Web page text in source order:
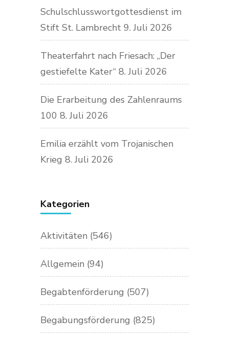
Schulschlusswortgottesdienst im
Stift St. Lambrecht 9. Juli 2026
Theaterfahrt nach Friesach: „Der
gestiefelte Kater“ 8. Juli 2026
Die Erarbeitung des Zahlenraums
100 8. Juli 2026
Emilia erzählt vom Trojanischen
Krieg 8. Juli 2026
Kategorien
Aktivitäten (546)
Allgemein (94)
Begabtenförderung (507)
Begabungsförderung (825)